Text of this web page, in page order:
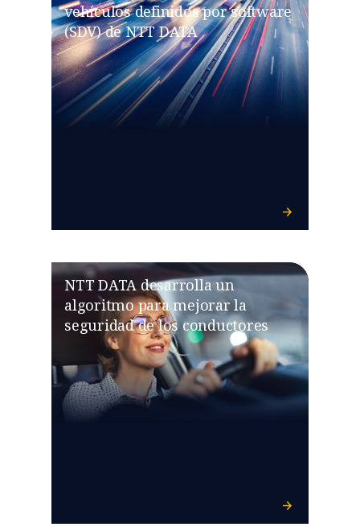
vehículos definidos por software
(SDV) de NTT DATA
NTT DATA desarrolla un
algoritmo para mejorar la
seguridad de los conductores